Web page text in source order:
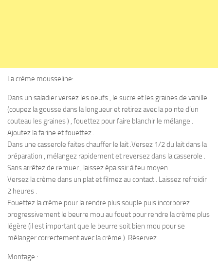
La crème mousseline:
Dans un saladier versez les oeufs , le sucre et les graines de vanille
(coupez la gousse dans la longueur et retirez avec la pointe d’un
couteau les graines ) , fouettez pour faire blanchir le mélange .
Ajoutez la farine et fouettez .
Dans une casserole faites chauffer le lait .Versez 1/2 du lait dans la
préparation , mélangez rapidement et reversez dans la casserole .
Sans arrêtez de remuer , laissez épaissir à feu moyen .
Versez la crème dans un plat et filmez au contact . Laissez refroidir
2 heures .
Fouettez la crème pour la rendre plus souple puis incorporez
progressivement le beurre mou au fouet pour rendre la crème plus
légère (il est important que le beurre soit bien mou pour se
mélanger correctement avec la crème ). Réservez.
Montage :